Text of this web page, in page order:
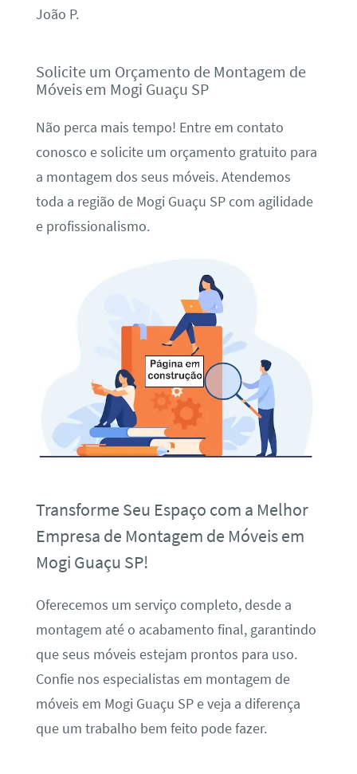
João P.
Solicite um Orçamento de Montagem de
Móveis em Mogi Guaçu SP
Não perca mais tempo! Entre em contato
conosco e solicite um orçamento gratuito para
a montagem dos seus móveis. Atendemos
toda a região de Mogi Guaçu SP com agilidade
e profissionalismo.
Transforme Seu Espaço com a Melhor
Empresa de Montagem de Móveis em
Mogi Guaçu SP!
Oferecemos um serviço completo, desde a
montagem até o acabamento final, garantindo
que seus móveis estejam prontos para uso.
Confie nos especialistas em montagem de
móveis em Mogi Guaçu SP e veja a diferença
que um trabalho bem feito pode fazer.